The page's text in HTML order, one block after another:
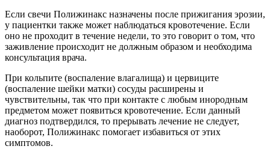
Если свечи Полижинакс назначены после прижигания эрозии,
у пациентки также может наблюдаться кровотечение. Если
оно не проходит в течение недели, то это говорит о том, что
заживление происходит не должным образом и необходима
консультация врача.
При кольпите (воспаление влагалища) и цервиците
(воспаление шейки матки) сосуды расширены и
чувствительны, так что при контакте с любым инородным
предметом может появиться кровотечение. Если данный
диагноз подтвердился, то прерывать лечение не следует,
наоборот, Полижинакс помогает избавиться от этих
симптомов.